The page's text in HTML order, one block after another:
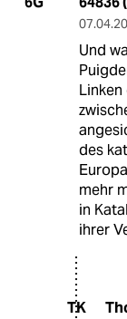
Und
des
mehr
in
ihrer
TK